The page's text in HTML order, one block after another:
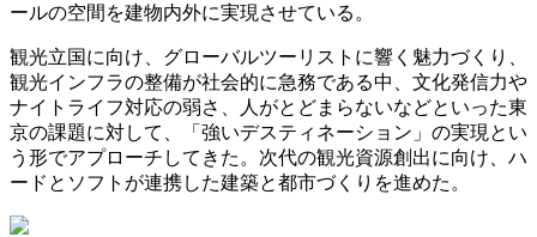
ールの空間を建物内外に実現させている。
観光立国に向け、グローバルツーリストに響く魅力づくり、
観光インフラの整備が社会的に急務である中、文化発信力や
ナイトライフ対応の弱さ、人がとどまらないなどといった東
京の課題に対して、「強いデスティネーション」の実現とい
う形でアプローチしてきた。次代の観光資源創出に向け、ハ
ードとソフトが連携した建築と都市づくりを進めた。